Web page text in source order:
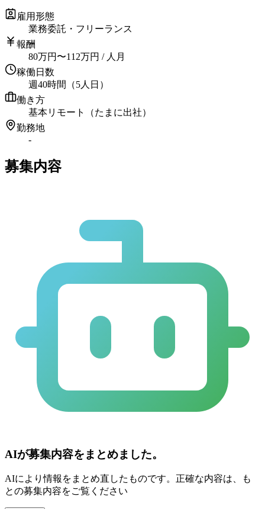
雇用形態
業務委託・フリーランス
報酬
80万円 〜112万円 / 人月
稼働日数
週40時間（5人日）
働き方
基本リモート（たまに出社）
勤務地
-
募集内容
AIが募集内容をまとめました。
AIにより情報をまとめ直したものです。正確な内容は、も
との募集内容をご覧ください